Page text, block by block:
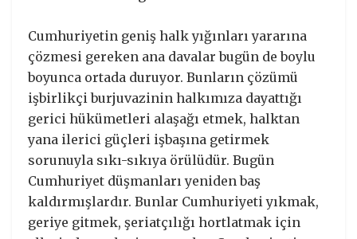
Cumhuriyetin geniş halk yığınları yararına
çözmesi gereken ana davalar bugün de boylu
boyunca ortada duruyor. Bunların çözümü
işbirlikçi burjuvazinin halkımıza dayattığı
gerici hükümetleri alaşağı etmek, halktan
yana ilerici güçleri işbaşına getirmek
sorunuyla sıkı-sıkıya örülüdür. Bugün
Cumhuriyet düşmanları yeniden baş
kaldırmışlardır. Bunlar Cumhuriyeti yıkmak,
geriye gitmek, şeriatçılığı hortlatmak için